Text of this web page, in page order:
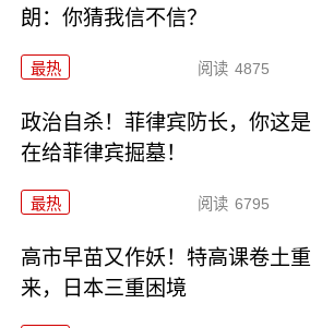
朗：你猜我信不信？
最热 阅读 4875
政治自杀！菲律宾防长，你这是
在给菲律宾掘墓！
最热 阅读 6795
高市早苗又作妖！特高课卷土重
来，日本三重困境